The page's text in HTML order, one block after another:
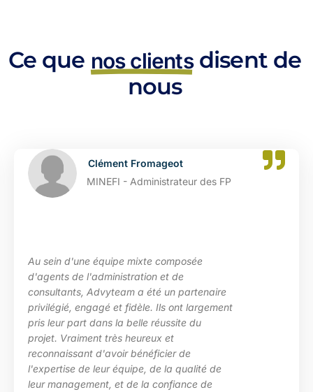
Ce que nos clientsdisent de
nous
Clément Fromageot
MINEFI - Administrateur des FP
Au sein d'une équipe mixte composée
d'agents de l'administration et de
consultants, Advyteam a été un partenaire
privilégié, engagé et fidèle. Ils ont largement
pris leur part dans la belle réussite du
projet. Vraiment très heureux et
reconnaissant d'avoir bénéficier de
l'expertise de leur équipe, de la qualité de
leur management, et de la confiance de